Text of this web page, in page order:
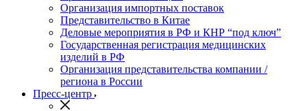
Организация импортных поставок
Представительство в Китае
Деловые мероприятия в РФ и КНР “под ключ”
Государственная регистрация медицинских
изделий в РФ
Организация представительства компании /
региона в России
Пресс-центр